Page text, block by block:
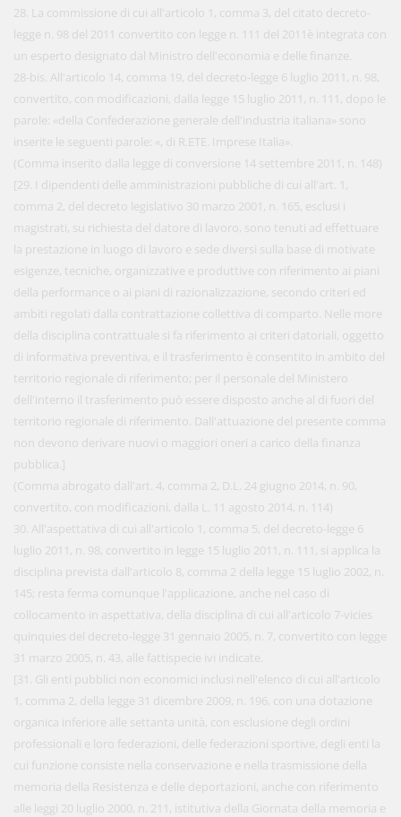
28. La commissione di cui all'articolo 1, comma 3, del citato decreto-
legge n. 98 del 2011 convertito con legge n. 111 del 2011è integrata con
un esperto designato dal Ministro dell'economia e delle finanze.
28-bis. All'articolo 14, comma 19, del decreto-legge 6 luglio 2011, n. 98,
convertito, con modificazioni, dalla legge 15 luglio 2011, n. 111, dopo le
parole: «della Confederazione generale dell'industria italiana» sono
inserite le seguenti parole: «, di R.ETE. Imprese Italia».
(Comma inserito dalla legge di conversione 14 settembre 2011, n. 148)
[29. I dipendenti delle amministrazioni pubbliche di cui all'art. 1,
comma 2, del decreto legislativo 30 marzo 2001, n. 165, esclusi i
magistrati, su richiesta del datore di lavoro, sono tenuti ad effettuare
la prestazione in luogo di lavoro e sede diversi sulla base di motivate
esigenze, tecniche, organizzative e produttive con riferimento ai piani
della performance o ai piani di razionalizzazione, secondo criteri ed
ambiti regolati dalla contrattazione collettiva di comparto. Nelle more
della disciplina contrattuale si fa riferimento ai criteri datoriali, oggetto
di informativa preventiva, e il trasferimento è consentito in ambito del
territorio regionale di riferimento; per il personale del Ministero
dell'interno il trasferimento può essere disposto anche al di fuori del
territorio regionale di riferimento. Dall'attuazione del presente comma
non devono derivare nuovi o maggiori oneri a carico della finanza
pubblica.]
(Comma abrogato dall'art. 4, comma 2, D.L. 24 giugno 2014, n. 90,
convertito, con modificazioni, dalla L. 11 agosto 2014, n. 114)
30. All'aspettativa di cui all'articolo 1, comma 5, del decreto-legge 6
luglio 2011, n. 98, convertito in legge 15 luglio 2011, n. 111, si applica la
disciplina prevista dall'articolo 8, comma 2 della legge 15 luglio 2002, n.
145; resta ferma comunque l'applicazione, anche nel caso di
collocamento in aspettativa, della disciplina di cui all'articolo 7-vicies
quinquies del decreto-legge 31 gennaio 2005, n. 7, convertito con legge
31 marzo 2005, n. 43, alle fattispecie ivi indicate.
[31. Gli enti pubblici non economici inclusi nell'elenco di cui all'articolo
1, comma 2, della legge 31 dicembre 2009, n. 196, con una dotazione
organica inferiore alle settanta unità, con esclusione degli ordini
professionali e loro federazioni, delle federazioni sportive, degli enti la
cui funzione consiste nella conservazione e nella trasmissione della
memoria della Resistenza e delle deportazioni, anche con riferimento
alle leggi 20 luglio 2000, n. 211, istitutiva della Giornata della memoria e